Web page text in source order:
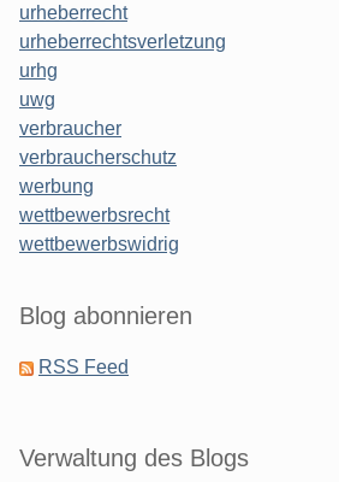
urheberrecht
urheberrechtsverletzung
urhg
uwg
verbraucher
verbraucherschutz
werbung
wettbewerbsrecht
wettbewerbswidrig
Blog abonnieren
RSS Feed
Verwaltung des Blogs